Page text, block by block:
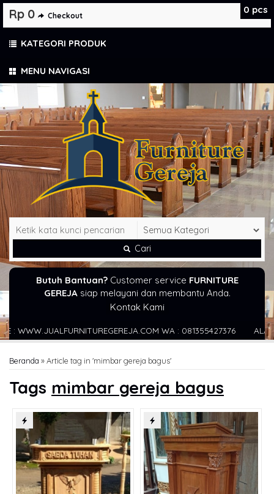
MENU NAVIGASI
Cari
Butuh Bantuan?Customer service FURNITURE
GEREJAsiap melayani dan membantu Anda.
Kontak Kami
WA : 081355427376 ALAMAT :
Beranda »Article tag in 'mimbar gereja bagus'
Tags mimbar gereja bagus
0 pcs
Rp 0 Checkout
KATEGORI PRODUK